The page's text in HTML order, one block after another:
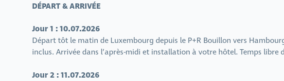
DÉPART & ARRIVÉE
Jour 1 : 10.07.2026
Départ tôt le matin de Luxembourg depuis le P+R Bouillon vers
inclus. Arrivée dans l’après-midi et installation à votre hôtel. Temps libre
Jour 2 : 11.07.2026